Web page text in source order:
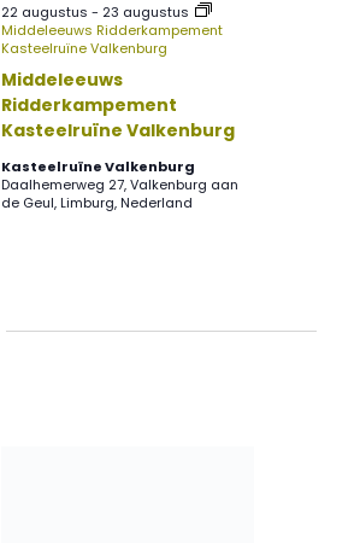
Middeleeuws
Ridderkampement
Kasteelruïne Valkenburg
22 augustus - 23 augustus
Middeleeuws Ridderkampement
Kasteelruïne Valkenburg
Kasteelruïne Valkenburg
Daalhemerweg 27, Valkenburg aan
de Geul, Limburg, Nederland